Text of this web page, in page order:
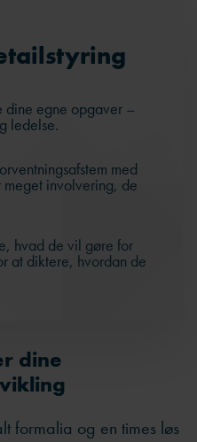
dine egne opgaver –
ledelse.
med
involvering, de
hvad de vil gøre for
at diktere, hvordan de
dine
formalia og en times løs